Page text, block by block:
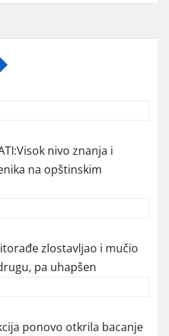
nivo znanja i
na opštinskim
zlostavljao i mučio
pa uhapšen
ponovo otkrila bacanje